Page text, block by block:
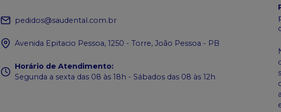
pedidos@saudental.com.br
Avenida Epitacio Pessoa, 1250 - Torre, João Pessoa - PB
Horário de Atendimento:
Segunda a sexta das 08 às 18h - Sábados das 08 às 12h